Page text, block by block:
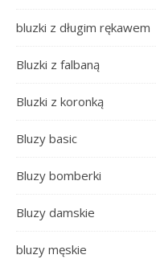
bluzki z długim rękawem
Bluzki z falbaną
Bluzki z koronką
Bluzy basic
Bluzy bomberki
Bluzy damskie
bluzy męskie